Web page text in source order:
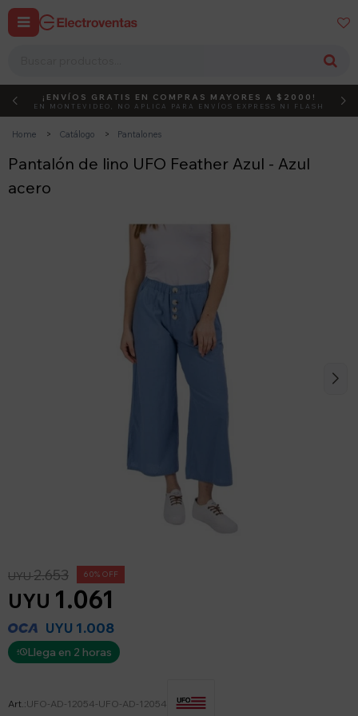
 
DEBUT ACTIVÁ EL CÓDIGO
¡ENVÍOS GRATIS EN COMPRAS MAYORES A $2000!
EN MONTEVIDEO, NO APLICA PARA ENVÍOS EXPRESS NI FLASH
Home Catálogo Pantalones
Pantalón de lino UFO Feather Azul - Azul
acero
UYU 1.061
UYU2.653 60
UYU 1.008
Llega en 2 horas
UFO-AD-12054-UFO-AD-12054